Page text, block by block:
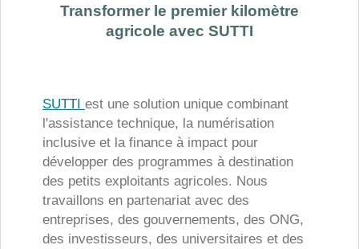
Transformer le premier kilomètre
agricole avec SUTTI
SUTTI est une solution unique combinant
l'assistance technique, la numérisation
inclusive et la finance à impact pour
développer des programmes à destination
des petits exploitants agricoles. Nous
travaillons en partenariat avec des
entreprises, des gouvernements, des ONG,
des investisseurs, des universitaires et des